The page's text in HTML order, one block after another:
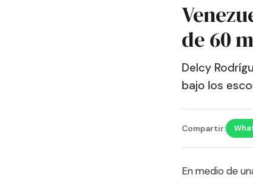
de 60
Delcy
bajo los
Compartir:
En medio de